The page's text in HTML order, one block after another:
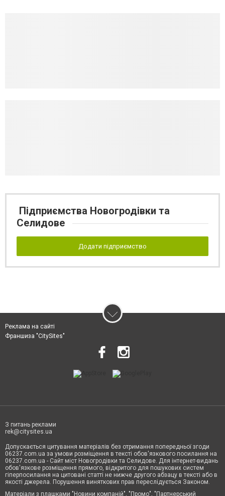
Підприємства Новогродівки та
Селидове
Додати підприємство
Реклама на сайті
Франшиза "CitySites"
З питань реклами
rek@citysites.ua
Допускається цитування матеріалів без отримання попередньої згоди
06237.com.ua за умови розміщення в тексті обов'язкового посилання на
06237.com.ua - Сайт міст Новогродівки та Селидове. Для інтернет-видань
обов'язкове розміщення прямого, відкритого для пошукових систем
гіперпосилання на цитовані статті не нижче другого абзацу в тексті або в
якості джерела. Порушення виняткових прав переслідується Законом.
Матеріали з плашками "Новини компаній", "Промо", "Партнерський